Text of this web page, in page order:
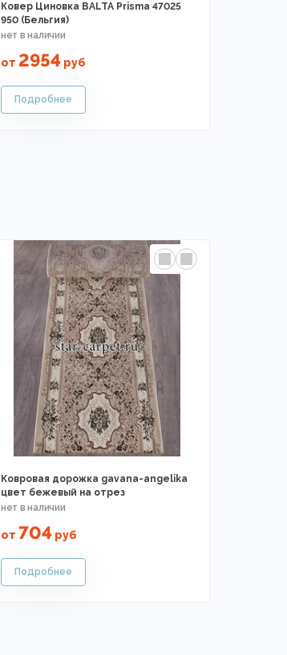
Ковер Циновка BALTA Prisma 47025
950 (Бельгия)
от 2954руб
Ковровая дорожка gavana-angelika
цвет бежевый на отрез
от 704руб